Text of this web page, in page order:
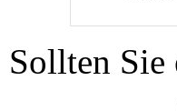
Sollten Sie